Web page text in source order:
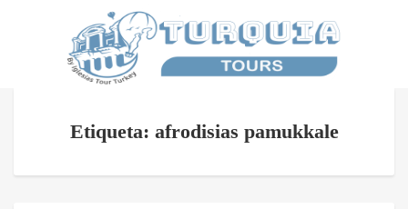
Etiqueta: afrodisias pamukkale